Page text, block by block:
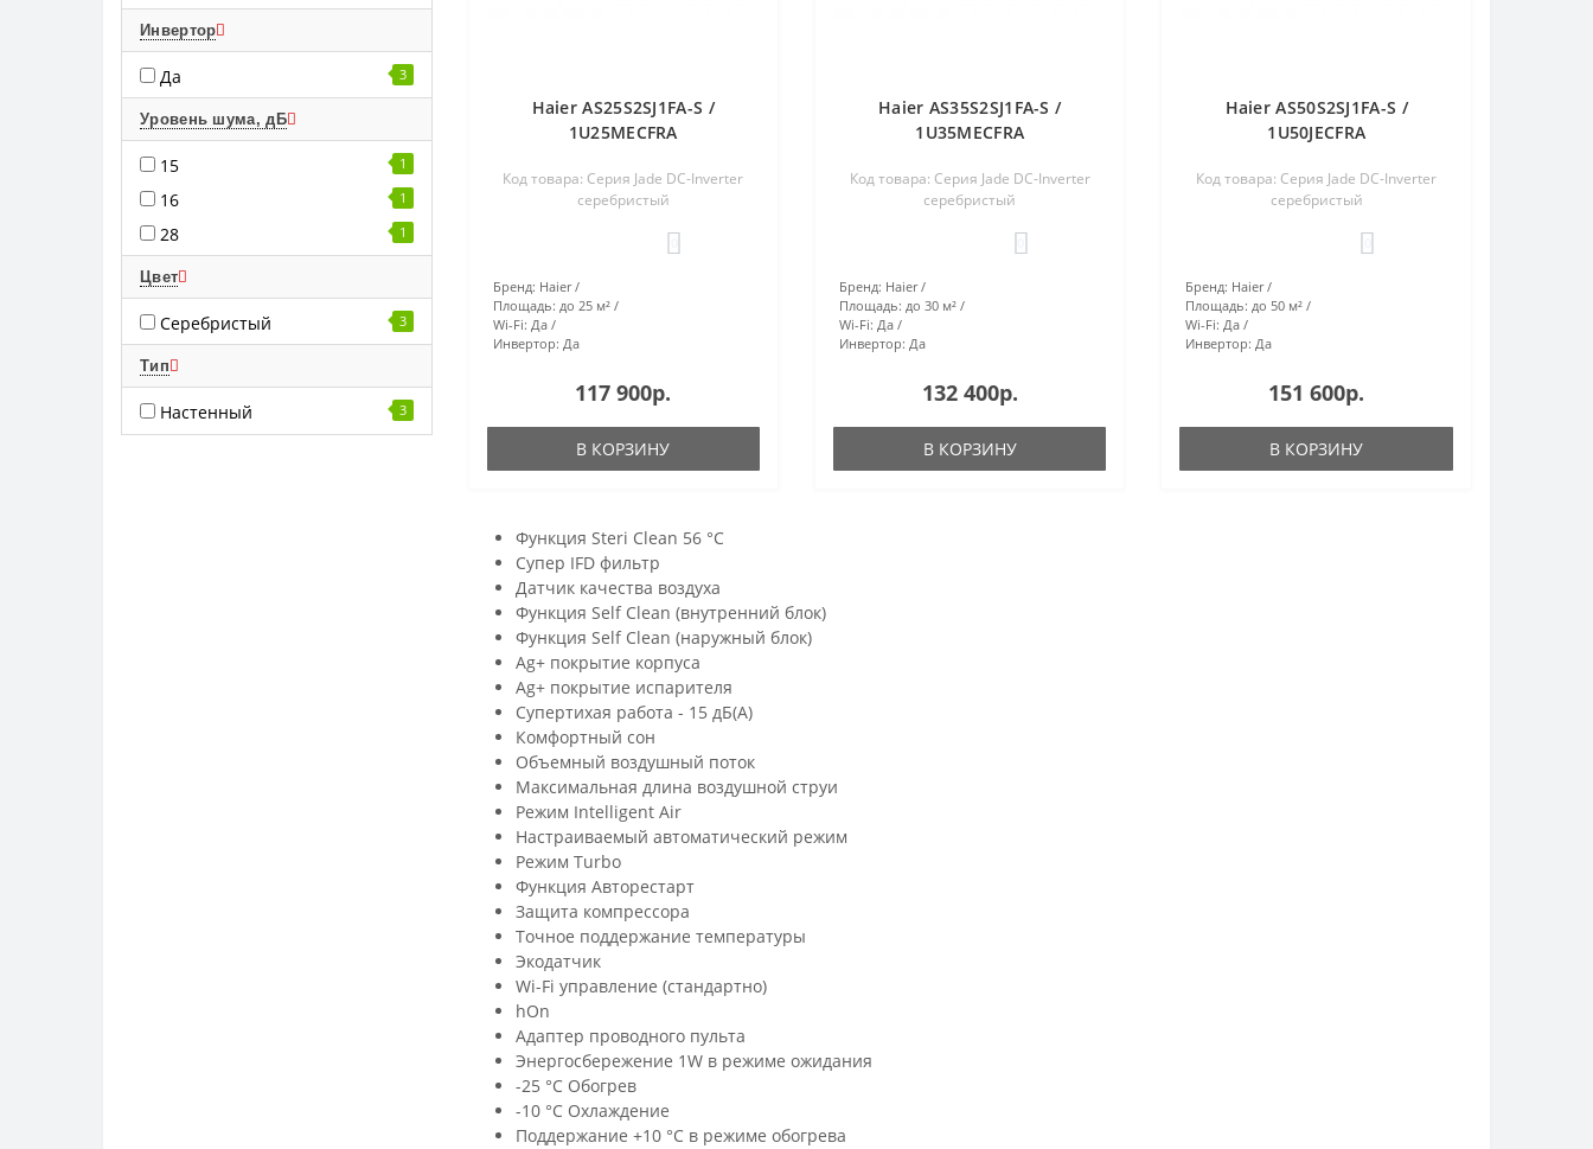
Инвертор
Да 3
Уровень шума, дБ
15 1
16 1
28 1
Цвет
Серебристый 3
Тип
Настенный 3
Haier AS25S2SJ1FA-S /
1U25MECFRA
Код товара: Серия Jade DC-Inverter
серебристый
Бренд: Haier
Площадь: до 25 м²
Wi-Fi: Да
Инвертор: Да
117 900р.
В КОРЗИНУ
Haier AS35S2SJ1FA-S /
1U35MECFRA
Код товара: Серия Jade DC-Inverter
серебристый
Бренд: Haier
Площадь: до 30 м²
Wi-Fi: Да
Инвертор: Да
132 400р.
В КОРЗИНУ
Haier AS50S2SJ1FA-S /
1U50JECFRA
Код товара: Серия Jade DC-Inverter
серебристый
Бренд: Haier
Площадь: до 50 м²
Wi-Fi: Да
Инвертор: Да
151 600р.
В КОРЗИНУ
Функция Steri Clean 56 °C
Супер IFD фильтр
Датчик качества воздуха
Функция Self Clean (внутренний блок)
Функция Self Clean (наружный блок)
Ag+ покрытие корпуса
Ag+ покрытие испарителя
Супертихая работа - 15 дБ(А)
Комфортный сон
Объемный воздушный поток
Максимальная длина воздушной струи
Режим Intelligent Air
Настраиваемый автоматический режим
Режим Turbo
Функция Авторестарт
Защита компрессора
Точное поддержание температуры
Экодатчик
Wi-Fi управление (стандартно)
hOn
Адаптер проводного пульта
Энергосбережение 1W в режиме ожидания
-25 °C Обогрев
-10 °C Охлаждение
Поддержание +10 °С в режиме обогрева